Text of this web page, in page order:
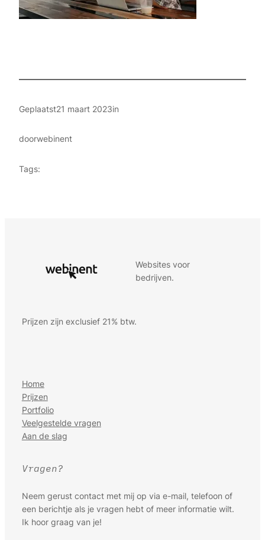
Geplaatst21 maart 2023in
doorwebinent
Tags:
Websites voor
bedrijven.
Prijzen zijn exclusief 21% btw.
Home
Prijzen
Portfolio
Veelgestelde vragen
Aan de slag
Vragen?
Neem gerust contact met mij op via e-mail, telefoon of
een berichtje als je vragen hebt of meer informatie wilt.
Ik hoor graag van je!